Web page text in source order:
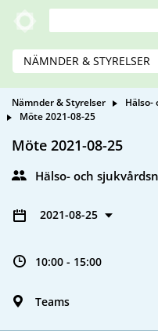
NÄMNDER & STYRELSER
Nämnder & Styrelser
Hälso-
Möte 2021-08-25
Möte 2021-08-25
Hälso- och
2021-08-25
10:00 - 15:00
Teams